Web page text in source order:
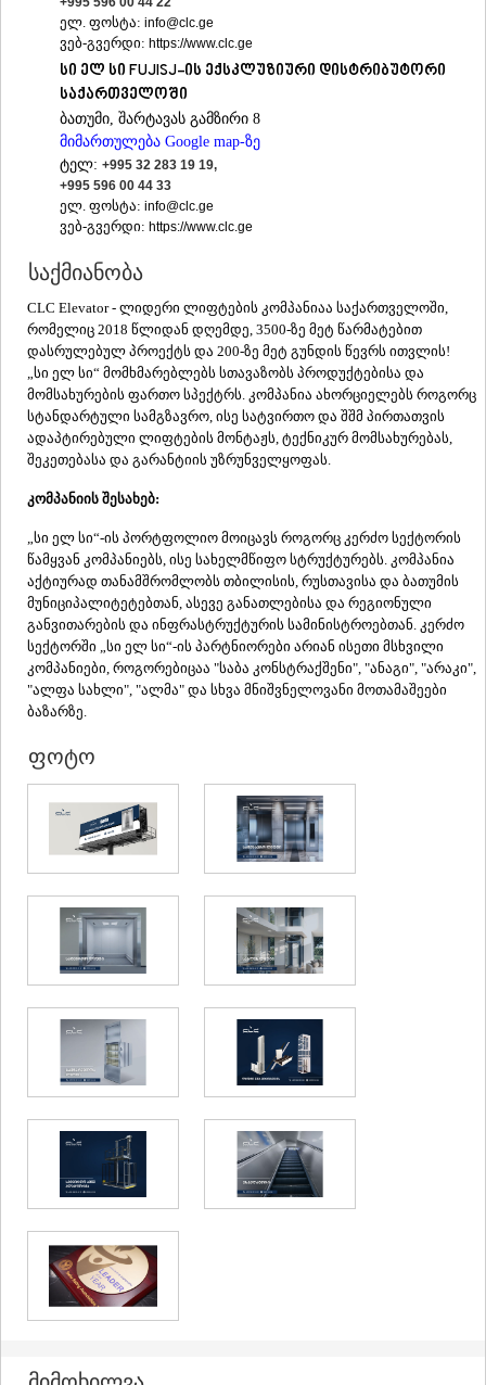
ᲐᲮᲐᲚᲪᲘᲮᲔ
ᲑᲝᲠᲯᲝᲛᲘ
ᲜᲘᲜᲝᲬᲛᲘᲜᲓᲐ
ᲐᲑᲐᲡᲗᲣᲛᲐᲜᲘ
ᲑᲐᲙᲣᲠᲘᲐᲜᲘ
ᲕᲐᲚᲔ
ᲥᲕᲔᲛᲝ ᲥᲐᲠᲗᲚᲘ
ᲑᲝᲚᲜᲘᲡᲘ
ᲒᲐᲠᲓᲐᲑᲐᲜᲘ
ᲓᲛᲐᲜᲘᲡᲘ
ᲗᲔᲗᲠᲘᲬᲧᲐᲠᲝ
ᲠᲣᲡᲗᲐᲕᲘ
ᲨᲘᲓᲐ ᲥᲐᲠᲗᲚᲘ
ᲒᲝᲠᲘ
ᲙᲐᲡᲞᲘ
ᲥᲐᲠᲔᲚᲘ
ᲮᲐᲨᲣᲠᲘ
ᲡᲐᲥᲐᲠᲗᲕᲔᲚᲝ
ელ. ფოსტა: info@clc.ge
ვებ-გვერდი: https://www.clc.ge
სი ელ სი FUJISJ-ის ექსკლუზიური დისტრიბუტორი
საქართველოში
ბათუმი, შარტავას გამზირი 8
მიმართულება Google map-ზე
ტელ: +995 32 283 19 19,
+995 596 00 44 33
ელ. ფოსტა: info@clc.ge
ვებ-გვერდი: https://www.clc.ge
საქმიანობა
CLC Elevator - ლიდერი ლიფტების კომპანიაა საქართველოში,
რომელიც 2018 წლიდან დღემდე, 3500-ზე მეტ წარმატებით
დასრულებულ პროექტს და 200-ზე მეტ გუნდის წევრს ითვლის!
„სი ელ სი“ მომხმარებლებს სთავაზობს პროდუქტებისა და
მომსახურების ფართო სპექტრს. კომპანია ახორციელებს როგორც
სტანდარტული სამგზავრო, ისე სატვირთო და შშმ პირთათვის
ადაპტირებული ლიფტების მონტაჟს, ტექნიკურ მომსახურებას,
შეკეთებასა და გარანტიის უზრუნველყოფას.
კომპანიის შესახებ:
„სი ელ სი“-ის პორტფოლიო მოიცავს როგორც კერძო სექტორის
წამყვან კომპანიებს, ისე სახელმწიფო სტრუქტურებს. კომპანია
აქტიურად თანამშრომლობს თბილისის, რუსთავისა და ბათუმის
მუნიციპალიტეტებთან, ასევე განათლებისა და რეგიონული
განვითარების და ინფრასტრუქტურის სამინისტროებთან. კერძო
სექტორში „სი ელ სი“-ის პარტნიორები არიან ისეთი მსხვილი
კომპანიები, როგორებიცაა "საბა კონსტრაქშენი", "ანაგი", "არაკი",
"ალფა სახლი", "ალმა" და სხვა მნიშვნელოვანი მოთამაშეები
ბაზარზე.
ფოტო